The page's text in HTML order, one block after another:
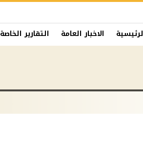
الاخبار العامة التقارير الخاصة